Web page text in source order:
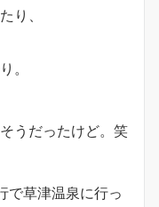
り、
。
うだったけど。笑
で草津温泉に行っ